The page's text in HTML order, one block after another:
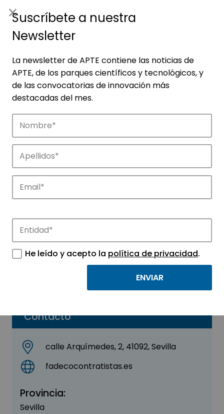
Empresas
Descubre las empresas que impulsan la
innovación en los parques de APTE.
Contacto
calle Arquímedes, 2, 41092, Sevilla
fadecocontratistas.es
Provincia:
Sevilla
FADECO Contratistas
INGENIERIA, CONSULTORIA Y ASESORIA
Sevilla TechPark
Suscríbete a nuestra
Newsletter
La newsletter de APTE contiene las noticias de
APTE, de los parques científicos y tecnológicos, y
de las convocatorias de innovación más
destacadas del mes.
He leído y acepto la política de privacidad.